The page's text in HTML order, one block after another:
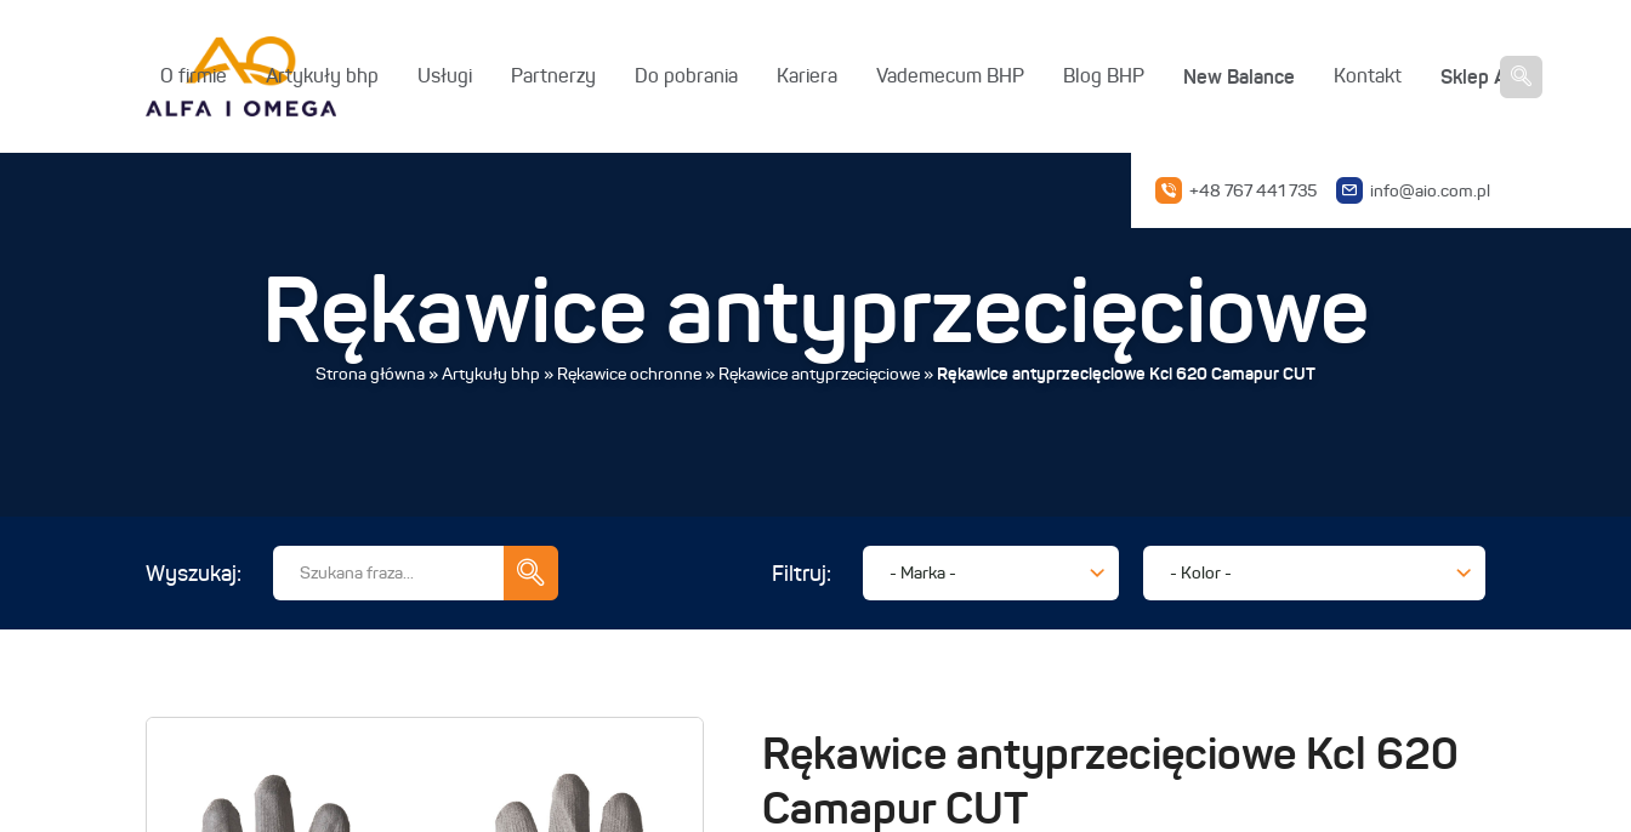
O firmie Artykuły bhp Usługi Partnerzy Do pobrania Kariera Vademecum BHP Blog BHP New Balance Kontakt Sklep AIO
+48 767 441 735 info@aio.com.pl
Rękawice antyprzecięciowe
Strona główna »Artykuły bhp » Rękawice ochronne » Rękawice antyprzecięciowe » Rękawice antyprzecięciowe Kcl 620 Camapur CUT
Wyszukaj: Filtruj:
Rękawice antyprzecięciowe Kcl 620
Camapur CUT